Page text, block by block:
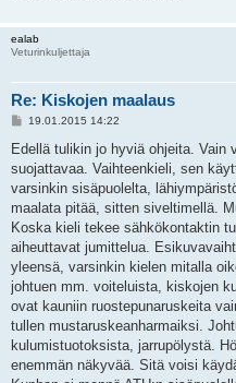
ealab
Veturinkuljettaja
Re: Kiskojen maalaus
V
e
t
i
19.01.2015 14:22
Edellä tulikin jo hyviä ohjeita. Vain
suojattavaa. Vaihteenkieli, sen
varsinkin sisäpuolelta,
maalata pitää, sitten siveltimellä.
Koska kieli tekee sähkökontaktin
aiheuttavat jumittelua.
yleensä, varsinkin kielen mitalla
johtuen mm. voiteluista, kiskojen
ovat kauniin ruostepunaruskeita
tullen mustaruskeanharmaiksi.
kulumistuotoksista, jarrupölystä.
enemmän näkyvää. Sitä voisi